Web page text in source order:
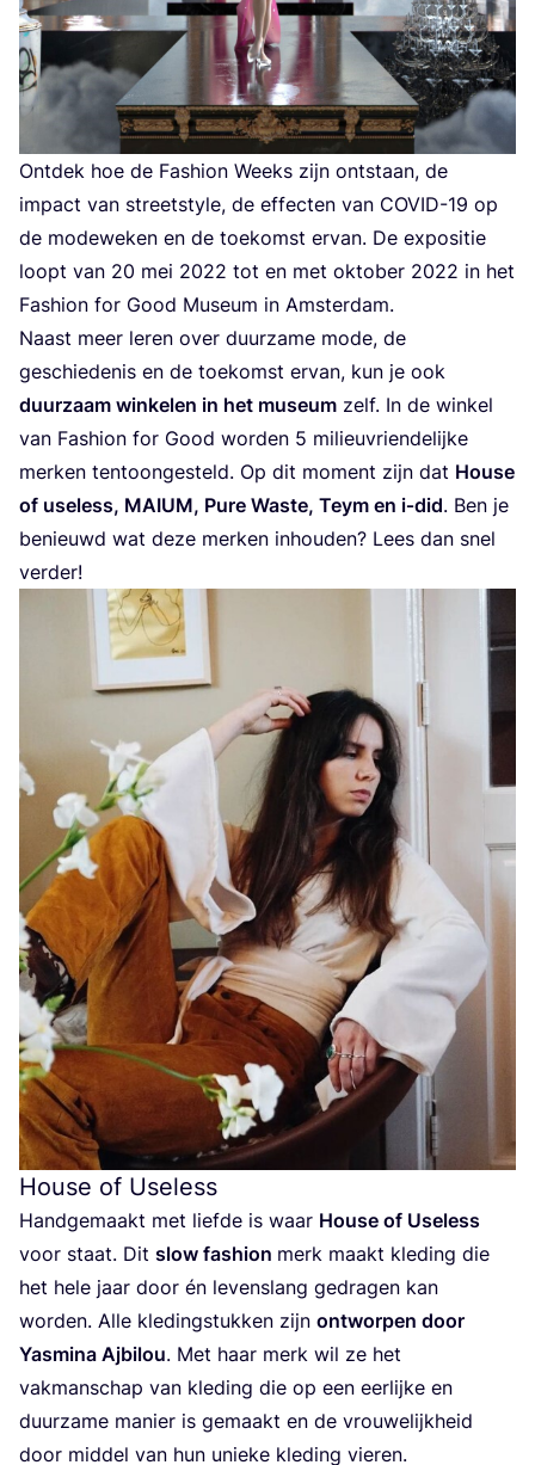
Ont­dek hoe de Fas­hi­on Weeks zijn ont­staan, de
impact van streets­ty­le, de effec­ten van COVID-19 op
de mode­we­ken en de toe­komst ervan. De expo­si­tie
loopt van 20 mei 2022 tot en met okto­ber 2022 in het
Fas­hi­on for Good Muse­um in Amsterdam.
Naast meer leren over duur­za­me mode, de
geschie­de­nis en de toe­komst ervan, kun je ook
duur­zaam win­ke­len in het muse­um zelf. In de win­kel
van Fas­hi­on for Good wor­den 5 mili­eu­vrien­de­lij­ke
mer­ken ten­toon­ge­steld. Op dit moment zijn dat Hou­se
of use­less, MAI­UM, Pure Was­te, Teym en i‑did. Ben je
benieuwd wat deze mer­ken inhou­den? Lees dan snel
verder!
House of Useless
Hand­ge­maakt met lief­de is waar Hou­se of Use­less
voor staat. Dit slow fas­hi­on merk maakt kle­ding die
het hele jaar door én levens­lang gedra­gen kan
wor­den. Alle kle­ding­stuk­ken zijn ont­wor­pen door
Yas­mi­na Ajbi­lou. Met haar merk wil ze het
vak­man­schap van kle­ding die op een eer­lij­ke en
duur­za­me manier is gemaakt en de vrou­we­lijk­heid
door mid­del van hun unie­ke kle­ding vieren.